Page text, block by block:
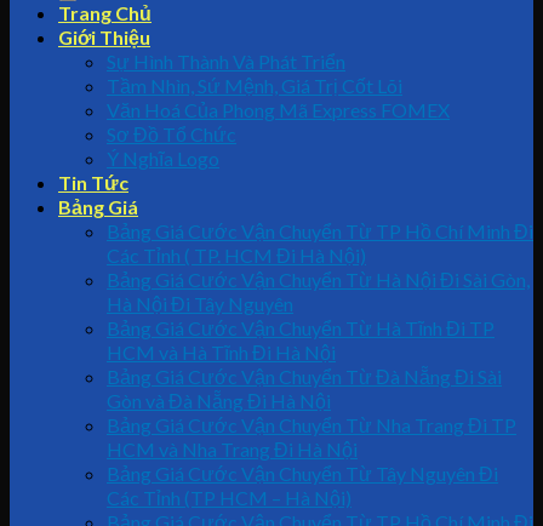
Trang Chủ
Giới Thiệu
Sự Hình Thành Và Phát Triển
Tầm Nhìn, Sứ Mệnh, Giá Trị Cốt Lõi
Văn Hoá Của Phong Mã Express FOMEX
Sơ Đồ Tổ Chức
Ý Nghĩa Logo
Tin Tức
Bảng Giá
Bảng Giá Cước Vận Chuyển Từ TP Hồ Chí Minh Đi
Các Tỉnh ( TP. HCM Đi Hà Nội)
Bảng Giá Cước Vận Chuyển Từ Hà Nội Đi Sài Gòn,
Hà Nội Đi Tây Nguyên
Bảng Giá Cước Vận Chuyển Từ Hà Tĩnh Đi TP
HCM và Hà Tĩnh Đi Hà Nội
Bảng Giá Cước Vận Chuyển Từ Đà Nẵng Đi Sài
Gòn và Đà Nẵng Đi Hà Nội
Bảng Giá Cước Vận Chuyển Từ Nha Trang Đi TP
HCM và Nha Trang Đi Hà Nội
Bảng Giá Cước Vận Chuyển Từ Tây Nguyên Đi
Các Tỉnh (TP HCM – Hà Nội)